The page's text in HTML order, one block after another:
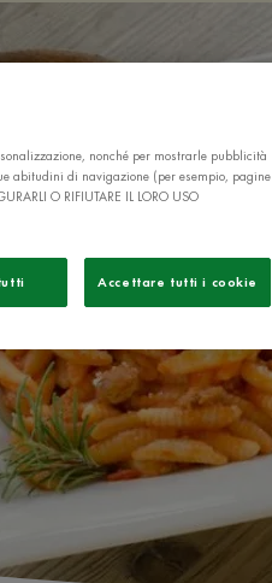
nonché per mostrarle pubblicità
abitudini di navigazione (per esempio, pagine
O RIFIUTARE IL LORO USO
Accettare tutti i cookie